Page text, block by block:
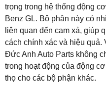
trọng trong hệ thống động
Benz GL. Bộ phận này có
liên quan đến cam xả, giúp
cách chính xác và hiệu
Đức Anh Auto Parts không
trong hoạt động của động
thọ cho các bộ phận khác.